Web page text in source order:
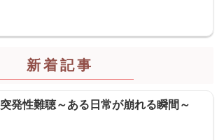
新着記事
突発性難聴～ある日常が崩れる瞬間～